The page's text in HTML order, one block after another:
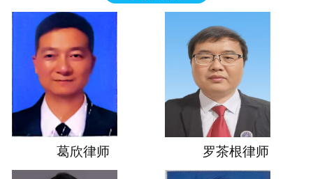
葛欣律师 罗茶根律师